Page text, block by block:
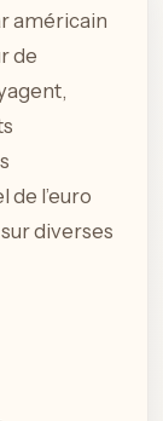
américain
de
de l’euro
diverses